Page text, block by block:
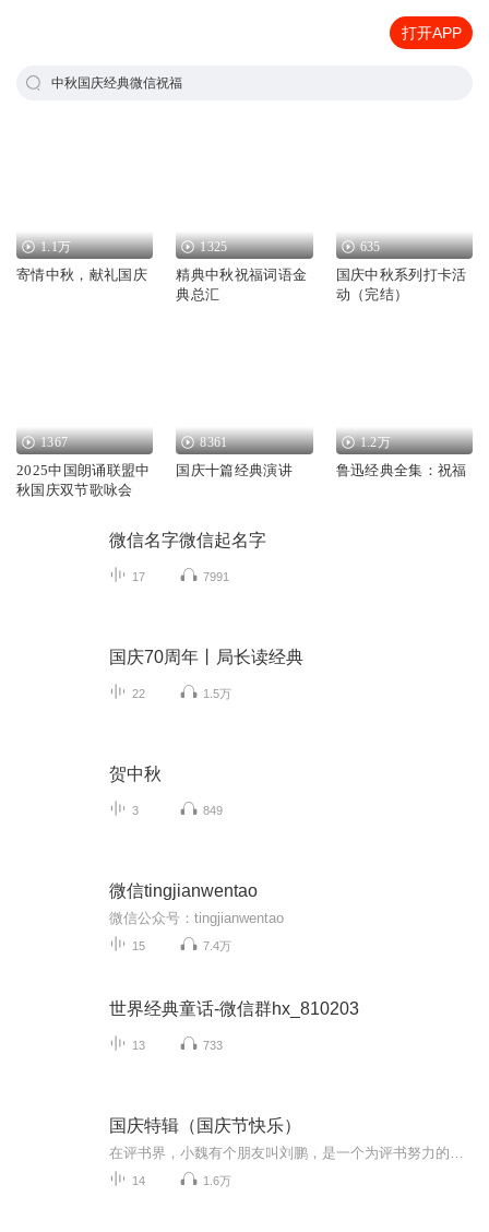
打开APP
中秋国庆经典微信祝福
1.1万
寄情中秋，献礼国庆
1325
精典中秋祝福词语金
典总汇
635
国庆中秋系列打卡活
动（完结）
1367
2025中国朗诵联盟中
秋国庆双节歌咏会
8361
国庆十篇经典演讲
1.2万
鲁迅经典全集：祝福
微信名字微信起名字
17 7991
国庆70周年丨局长读经典
22 1.5万
贺中秋
3 849
微信tingjianwentao
微信公众号：tingjianwentao
15 7.4万
世界经典童话-微信群hx_810203
13 733
国庆特辑（国庆节快乐）
14 1.6万